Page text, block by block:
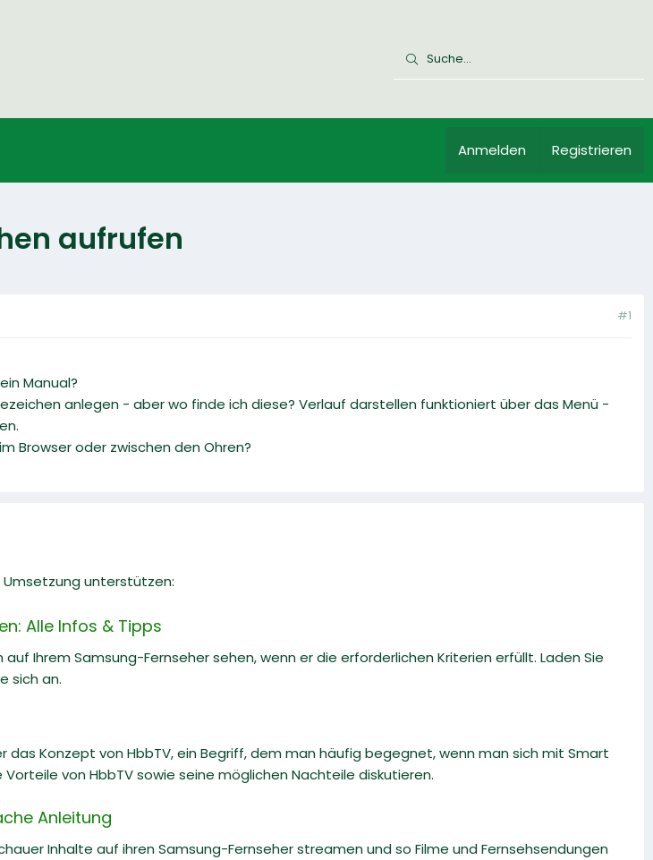
Anmelden Registrieren
aufrufen
#1
Manual?
anlegen - aber wo finde ich diese? Verlauf darstellen funktioniert über das Menü -
Browser oder zwischen den Ohren?
Umsetzung unterstützen:
Alle Infos & Tipps
Ihrem Samsung-Fernseher sehen, wenn er die erforderlichen Kriterien erfüllt. Laden Sie
sich an.
das Konzept von HbbTV, ein Begriff, dem man häufig begegnet, wenn man sich mit Smart
von HbbTV sowie seine möglichen Nachteile diskutieren.
Anleitung
Inhalte auf ihren Samsung-Fernseher streamen und so Filme und Fernsehsendungen